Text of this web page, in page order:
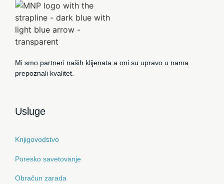
Mi smo partneri naših klijenata a oni su upravo u nama
prepoznali kvalitet.
Usluge
Knjigovodstvo
Poresko savetovanje
Obračun zarada